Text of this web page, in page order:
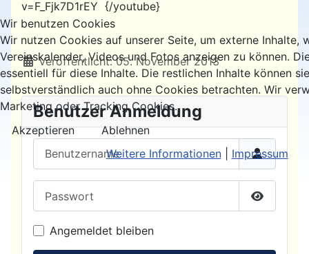
v=F_Fjk7D1rEY {/youtube}
DetailsVeröffentlicht: 05. November 2013
Benutzer Anmeldung
Passwort
Angemeldet bleiben
Wir benutzen Cookies
Wir nutzen Cookies auf unserer Seite, um externe Inhalte,
Vereinskalender, Videos und Fotos anzeigen zu können.
essentiell für diese Inhalte. Die restlichen Inhalte können sie
selbstverständlich auch ohne Cookies betrachten. Wir
Marketing oder Tracking Cookies.
Akzeptieren
Ablehnen
Weitere Informationen| Impressum